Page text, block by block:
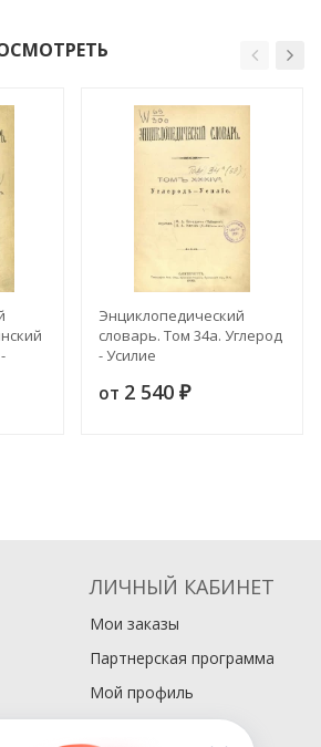
Энциклопедический
словарь. Том 34а. Углерод
- Усилие
от 2 540 ₽
ЛИЧНЫЙ КАБИНЕТ
Мои заказы
Партнерская программа
Мой профиль